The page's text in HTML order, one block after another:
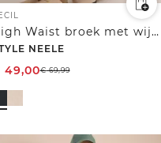
High Waist broek met wijde pijpen in Loose Fit
NEELE
49,00€69,99